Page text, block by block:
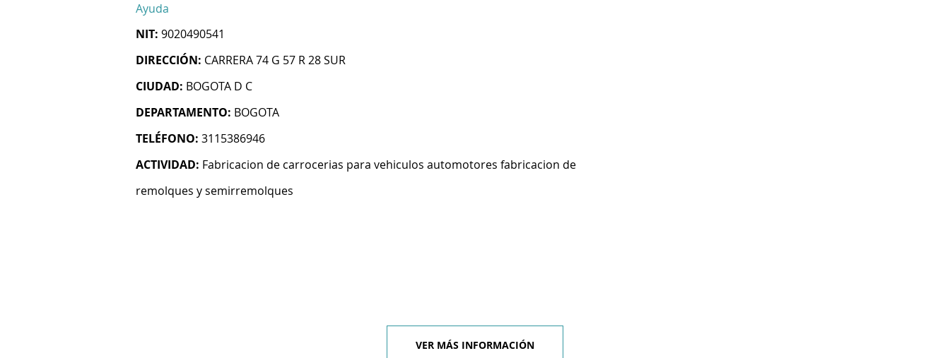
Ayuda
NIT: 9020490541
DIRECCIÓN: CARRERA 74 G 57 R 28 SUR
CIUDAD: BOGOTA D C
DEPARTAMENTO: BOGOTA
TELÉFONO: 3115386946
ACTIVIDAD: Fabricacion de carrocerias para vehiculos automotores fabricacion de
remolques y semirremolques
VER MÁS INFORMACIÓN